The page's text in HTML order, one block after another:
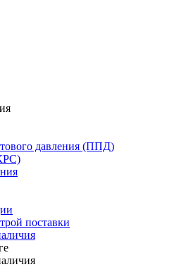
давления (ППД)
поставки